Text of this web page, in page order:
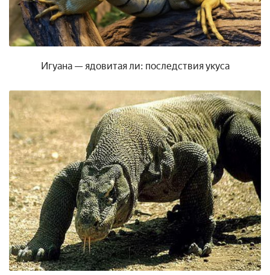
Игуана — ядовитая ли: последствия укуса